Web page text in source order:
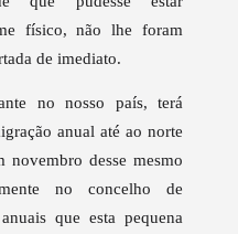
físico, não lhe foram
de imediato.
no nosso país, terá
anual até ao norte
novembro desse mesmo
no concelho de
que esta pequena